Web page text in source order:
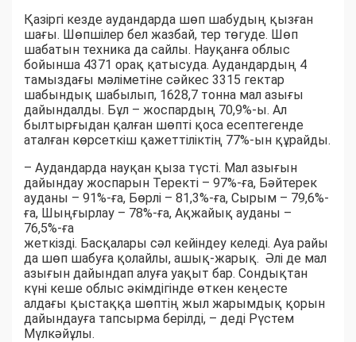
Қазіргі кезде аудандарда шөп шабудың қызған
шағы. Шөпшілер бел жазбай, тер төгуде. Шөп
шабатын техника да сайлы. Науқанға облыс
бойынша 4371 орақ қатысуда. Аудандардың 4
тамыздағы мәліметіне сәйкес 3315 гектар
шабындық шабылып, 1628,7 тонна мал азығы
дайындалды. Бұл – жоспардың 70,9%-ы. Ал
былтырғыдан қалған шөпті қоса есептегенде
аталған көрсеткіш қажеттіліктің 77%-ын құрайды.
– Аудандарда науқан қыза түсті. Мал азығын
дайындау жоспарын Теректі – 97%-ға, Бәйтерек
ауданы – 91%-ға, Бөрлі – 81,3%-ға, Сырым – 79,6%-
ға, Шыңғырлау – 78%-ға, Ақжайық ауданы –
76,5%-ға
жеткізді. Басқалары сәл кейіндеу келеді. Ауа райы
да шөп шабуға қолайлы, ашық-жарық. Әлі де мал
азығын дайындап алуға уақыт бар. Сондықтан
күні кеше облыс әкімдігінде өткен кеңесте
алдағы қыстаққа шөптің жыл жарымдық қорын
дайындауға тапсырма берілді, – деді Рүстем
Мүлкәйұлы.